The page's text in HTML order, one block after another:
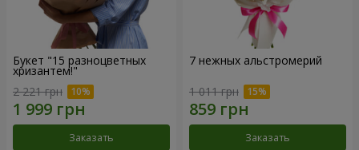
Букет "15 разноцветных
хризантем!"
2 221 грн
Заказать
7 нежных альстромерий
1 011 грн
Заказать